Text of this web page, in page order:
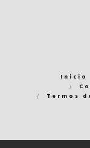
Início
Termos